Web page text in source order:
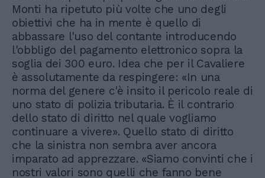
Monti ha ripetuto più volte che uno degli
obiettivi che ha in mente è quello di
abbassare l'uso del contante introducendo
l'obbligo del pagamento elettronico sopra la
soglia dei 300 euro. Idea che per il Cavaliere
è assolutamente da respingere: «In una
norma del genere c'è insito il pericolo reale di
uno stato di polizia tributaria. È il contrario
dello stato di diritto nel quale vogliamo
continuare a vivere». Quello stato di diritto
che la sinistra non sembra aver ancora
imparato ad apprezzare. «Siamo convinti che i
nostri valori sono quelli che fanno bene